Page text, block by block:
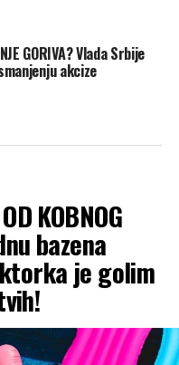
GORIVA? Vlada Srbije
akcize
KOBNOG
bazena
je golim